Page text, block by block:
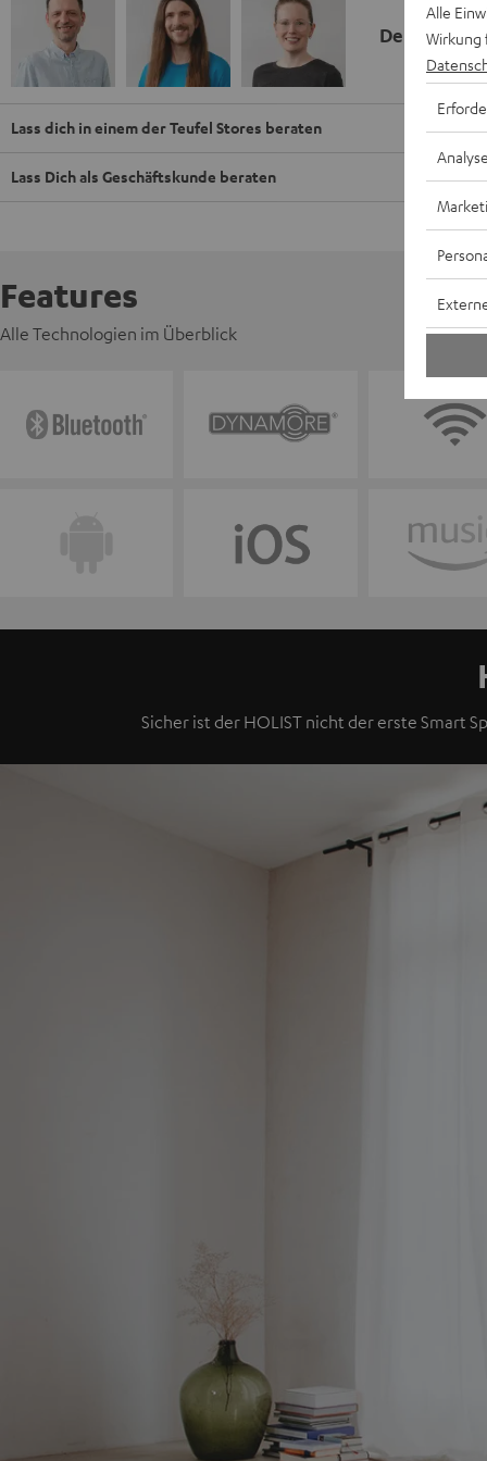
Deine
Lass dich in einem der Teufel Stores beraten
Lass Dich als Geschäftskunde beraten
Features
Alle Technologien im Überblick
Sicher ist der HOLIST nicht der erste Smart
Alle
Wirkung
Analyse